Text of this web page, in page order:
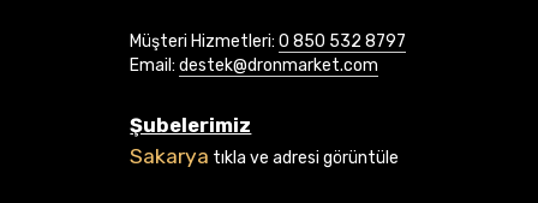
Müşteri Hizmetleri:0 850 532 8797
Email:destek@dronmarket.com
Şubelerimiz
Sakarya tıkla ve adresi görüntüle